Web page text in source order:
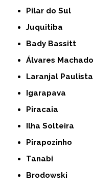
Pilar do Sul
Juquitiba
Bady Bassitt
Álvares Machado
Laranjal Paulista
Igarapava
Piracaia
Ilha Solteira
Pirapozinho
Tanabi
Brodowski